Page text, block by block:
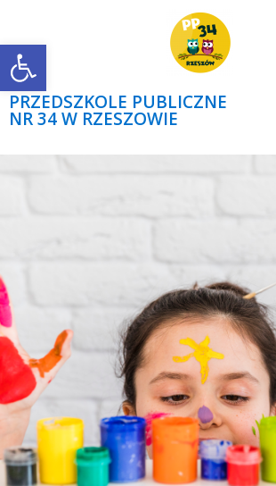
Open toolbar
PRZEDSZKOLE PUBLICZNE
NR 34 W RZESZOWIE